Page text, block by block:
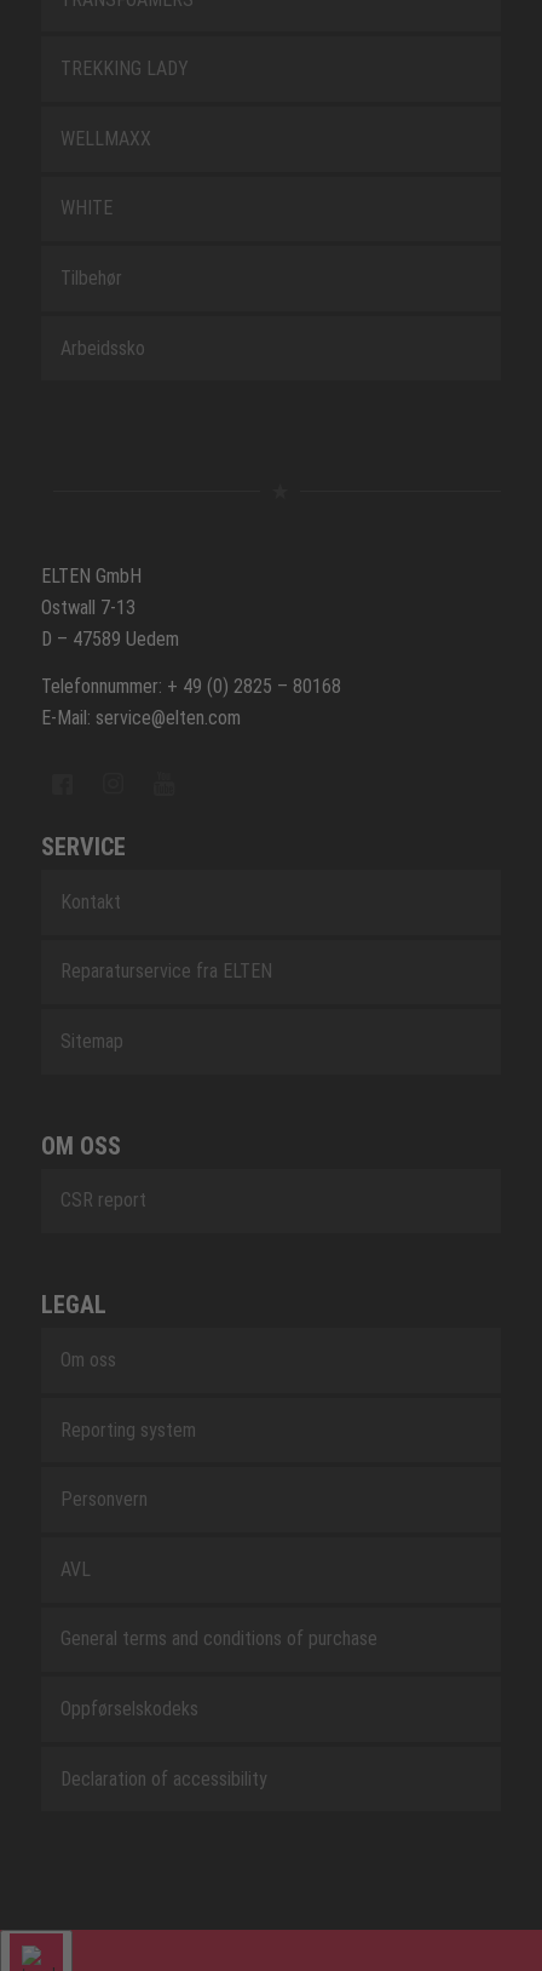
TREKKING LADY
WELLMAXX
WHITE
Tilbehør
Arbeidssko
ELTEN GmbH
Ostwall 7-13
D – 47589 Uedem
Telefonnummer: + 49 (0) 2825 – 80168
E-Mail: service@elten.com
SERVICE
Kontakt
Reparaturservice fra ELTEN
Sitemap
OM OSS
CSR report
LEGAL
Om oss
Reporting system
Personvern
AVL
General terms and conditions of purchase
Oppførselskodeks
Declaration of accessibility